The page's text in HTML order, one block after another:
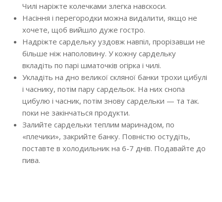
Чилі наріжте колечками злегка навскоси.
Насіння і перегородки можна видалити, якщо не
хочете, щоб вийшло дуже гостро.
Надріжте сардельку уздовж навпіл, прорізавши не
більше ніж наполовину. У кожну сардельку
вкладіть по парі шматочків огірка і чилі.
Укладіть на дно великої скляної банки трохи цибулі
і часнику, потім пару сардельок. На них снопа
цибулю і часник, потім знову сардельки — та так.
поки не закінчаться продукти.
Залийте сардельки теплим маринадом, по
«плечики», закрийте банку. Повністю остудіть,
поставте в холодильник на 6-7 днів. Подавайте до
пива.